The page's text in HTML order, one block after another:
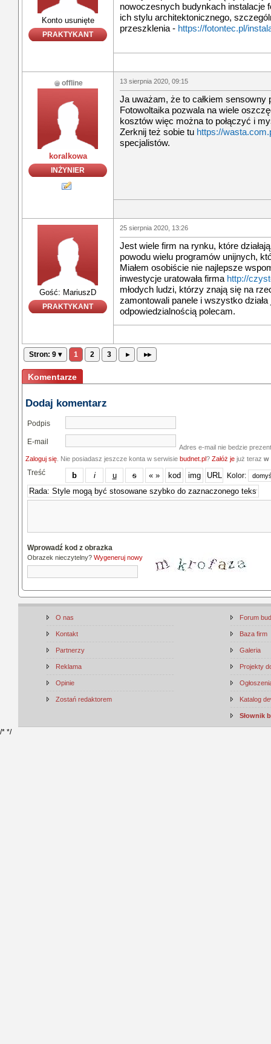
Konto usunięte
PRAKTYKANT
nowoczesnych budynkach instalacje
ich stylu architektonicznego,
przeszklenia - https://fotontec.pl/
offline
koralkowa
INŻYNIER
13 sierpnia 2020, 09:15
Ja uważam, że to całkiem sensowny
Fotowoltaika pozwala na wiele
kosztów więc można to połączyć i
Zerknij też sobie tu https://
specjalistów.
Gość: MariuszD
PRAKTYKANT
25 sierpnia 2020, 13:26
Jest wiele firm na rynku, które
powodu wielu programów unijnych,
Miałem osobiście nie najlepsze
inwestycje uratowała firma http://
młodych ludzi, którzy znają się na
zamontowali panele i wszystko działa
odpowiedzialnością polecam.
Stron: 9 ▾ 1 2 3 ▸ ▸▸
Komentarze
Dodaj komentarz
Podpis
E-mail
Adres e-mail nie bedzie
Zaloguj się . Nie posiadasz jeszcze konta w serwisie budnet.pl? Załóż je już teraz w
Treść Kolor:
Wprowadź kod z obrazka
Obrazek nieczytelny? Wygeneruj nowy
O nas
Kontakt
Partnerzy
Reklama
Opinie
Zostań redaktorem
Forum
Baza firm
Galeria
Projekty
Katalog
Słownik
/* */